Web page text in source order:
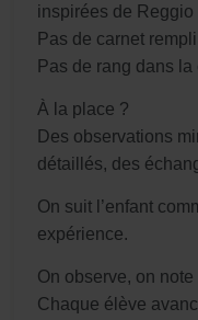
inspirées de Reggio
Pas de carnet
Pas de rang dans la
À la place ?
Des observations
détaillés, des
On suit l’enfant
expérience.
On observe, on
Chaque élève